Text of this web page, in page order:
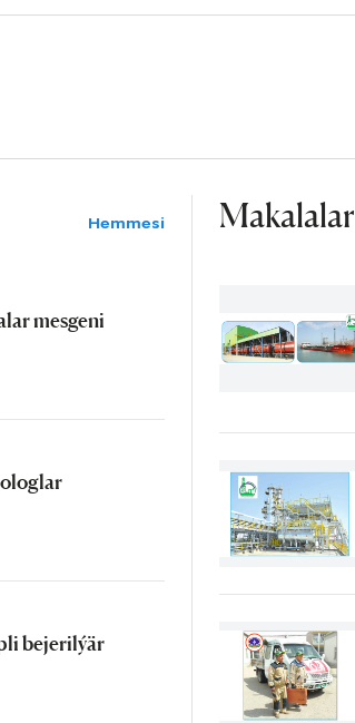
Hemmesi
mesgeni
bejerilýär
Makalalar